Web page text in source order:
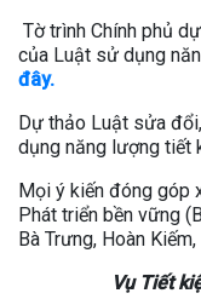
Tờ trình Chính phủ
của Luật sử dụng
đây.
Dự thảo Luật sửa
dụng năng lượng tiết
Mọi ý kiến đóng góp
Phát triển bền vững
Bà Trưng, Hoàn Kiếm,
Vụ Tiết